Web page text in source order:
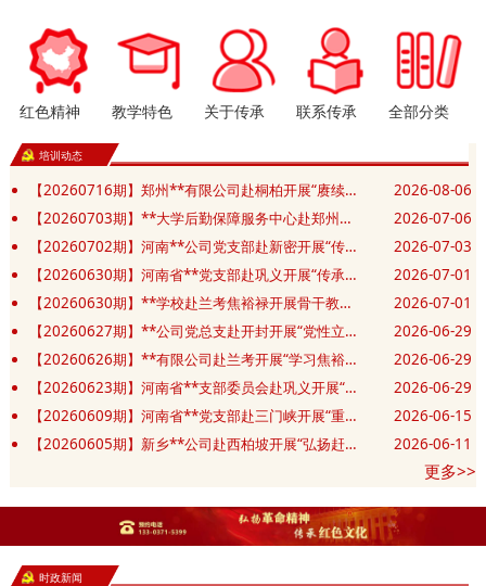
红色精神 教学特色 关于传承 联系传承 全部分类
培训动态
【20260716期】郑州**有限公司赴桐柏开展“赓续红色血脉 汲取奋进力量”党性修养专题培训班
2026-08-06
【20260703期】**大学后勤保障服务中心赴郑州开展“赓续精神践初心 实干笃行勇担当”主题党日活动
2026-07-06
【20260702期】河南**公司党支部赴新密开展“传承豫西抗战精神 筑牢党建应急先锋”主题党日活动
2026-07-03
【20260630期】河南省**党支部赴巩义开展“传承抗战精神 砥砺奋进新征程”庆七一主题党日活动
2026-07-01
【20260630期】**学校赴兰考焦裕禄开展骨干教师和班主任业务能力提升培训班
2026-07-01
【20260627期】**公司党总支赴开封开展“党性立身践政绩 清正廉洁葆底色”主题党日活动
2026-06-29
【20260626期】**有限公司赴兰考开展“学习焦裕禄精神 锤炼坚强党性”主题教育活动
2026-06-29
【20260623期】河南省**支部委员会赴巩义开展“党建共建凝合力 清风廉洁筑防线”主题党日活动
2026-06-29
【20260609期】河南省**党支部赴三门峡开展“重走长征红色足迹 赓续初心薪火相传”主题党日活动
2026-06-15
【20260605期】新乡**公司赴西柏坡开展“弘扬赶考精神 砥砺实干作风”红色教育培训班
2026-06-11
更多>>
时政新闻